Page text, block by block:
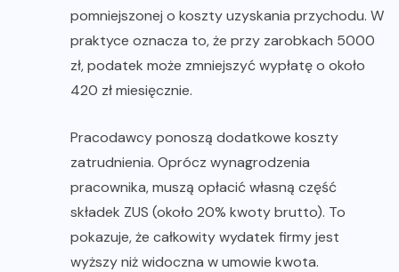
pomniejszonej o koszty uzyskania przychodu. W
praktyce oznacza to, że przy zarobkach 5000
zł, podatek może zmniejszyć wypłatę o około
420 zł miesięcznie.
Pracodawcy ponoszą dodatkowe koszty
zatrudnienia. Oprócz wynagrodzenia
pracownika, muszą opłacić własną część
składek ZUS (około 20% kwoty brutto). To
pokazuje, że całkowity wydatek firmy jest
wyższy niż widoczna w umowie kwota.